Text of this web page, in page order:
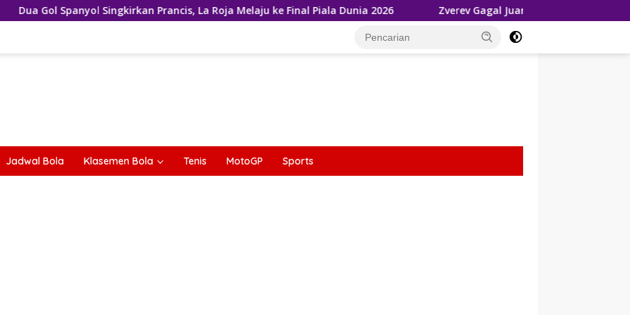
Singkirkan Prancis, La Roja Melaju ke Final Piala Dunia 2026 Zverev Gagal Juara di Wimbledon 2026, Tetap Akui
Jadwal Bola Klasemen Bola Tenis MotoGP Sports